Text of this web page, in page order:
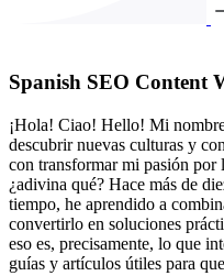
Spanish SEO Content
¡Hola! Ciao! Hello! Mi
descubrir nuevas culturas y
con transformar mi pasión
¿adivina qué? Hace más de
tiempo, he aprendido a
convertirlo en soluciones
eso es, precisamente, lo que
guías y artículos útiles para